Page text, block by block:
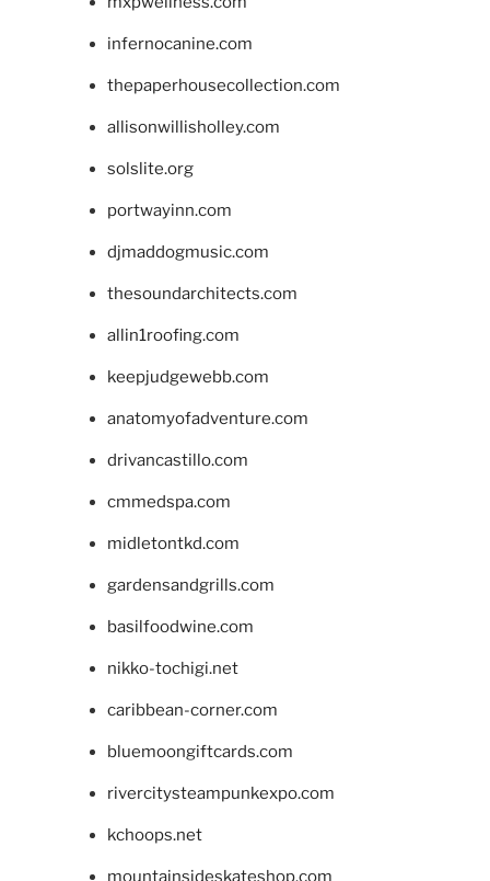
infernocanine.com
thepaperhousecollection.com
allisonwillisholley.com
solslite.org
portwayinn.com
djmaddogmusic.com
thesoundarchitects.com
allin1roofing.com
keepjudgewebb.com
anatomyofadventure.com
drivancastillo.com
cmmedspa.com
midletontkd.com
gardensandgrills.com
basilfoodwine.com
nikko-tochigi.net
caribbean-corner.com
bluemoongiftcards.com
rivercitysteampunkexpo.com
kchoops.net
mountainsideskateshop.com